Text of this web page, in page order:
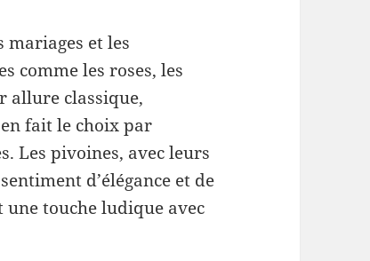
mariages et les
comme les roses, les
allure classique,
fait le choix par
Les pivoines, avec leurs
d’élégance et de
touche ludique avec